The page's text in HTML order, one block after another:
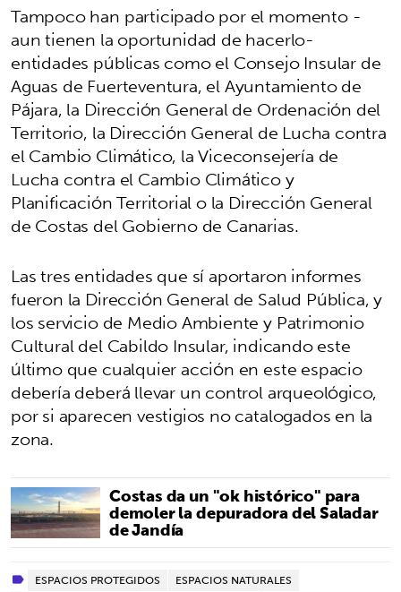
Tampoco han participado por el momento -
aun tienen la oportunidad de hacerlo-
entidades públicas como el Consejo Insular de
Aguas de Fuerteventura, el Ayuntamiento de
Pájara, la Dirección General de Ordenación del
Territorio, la Dirección General de Lucha contra
el Cambio Climático, la Viceconsejería de
Lucha contra el Cambio Climático y
Planificación Territorial o la Dirección General
de Costas del Gobierno de Canarias.
Las tres entidades que sí aportaron informes
fueron la Dirección General de Salud Pública, y
los servicio de Medio Ambiente y Patrimonio
Cultural del Cabildo Insular, indicando este
último que cualquier acción en este espacio
debería deberá llevar un control arqueológico,
por si aparecen vestigios no catalogados en la
zona.
Costas da un "ok histórico" para
demoler la depuradora del Saladar
de Jandía
ESPACIOS PROTEGIDOS
ESPACIOS NATURALES